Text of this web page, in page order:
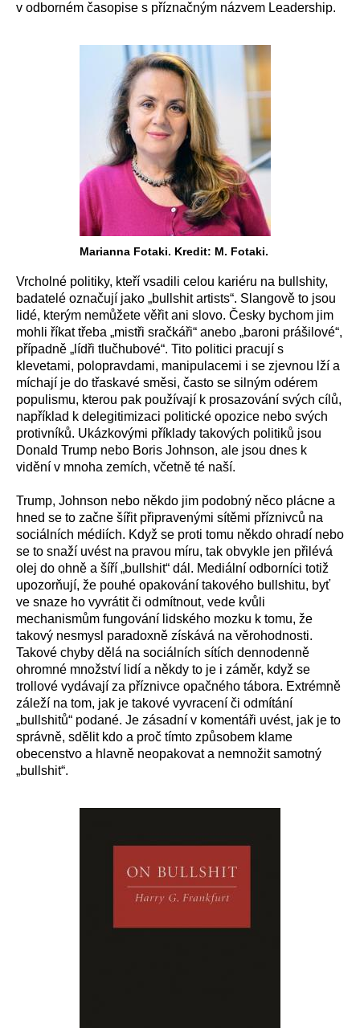
v odborném časopise s příznačným názvem Leadership.
Marianna Fotaki. Kredit: M. Fotaki.
Vrcholné politiky, kteří vsadili celou kariéru na bullshity,
badatelé označují jako „bullshit artists“. Slangově to jsou
lidé, kterým nemůžete věřit ani slovo. Česky bychom jim
mohli říkat třeba „mistři sračkáři“ anebo „baroni prášilové“,
případně „lídři tlučhubové“. Tito politici pracují s
klevetami, polopravdami, manipulacemi i se zjevnou lží a
míchají je do třaskavé směsi, často se silným odérem
populismu, kterou pak používají k prosazování svých cílů,
například k delegitimizaci politické opozice nebo svých
protivníků. Ukázkovými příklady takových politiků jsou
Donald Trump nebo Boris Johnson, ale jsou dnes k
vidění v mnoha zemích, včetně té naší.
Trump, Johnson nebo někdo jim podobný něco plácne a
hned se to začne šířit připravenými sítěmi příznivců na
sociálních médiích. Když se proti tomu někdo ohradí nebo
se to snaží uvést na pravou míru, tak obvykle jen přilévá
olej do ohně a šíří „bullshit“ dál. Mediální odborníci totiž
upozorňují, že pouhé opakování takového bullshitu, byť
ve snaze ho vyvrátit či odmítnout, vede kvůli
mechanismům fungování lidského mozku k tomu, že
takový nesmysl paradoxně získává na věrohodnosti.
Takové chyby dělá na sociálních sítích dennodenně
ohromné množství lidí a někdy to je i záměr, když se
trollové vydávají za příznivce opačného tábora. Extrémně
záleží na tom, jak je takové vyvracení či odmítání
„bullshitů“ podané. Je zásadní v komentáři uvést, jak je to
správně, sdělit kdo a proč tímto způsobem klame
obecenstvo a hlavně neopakovat a nemnožit samotný
„bullshit“.